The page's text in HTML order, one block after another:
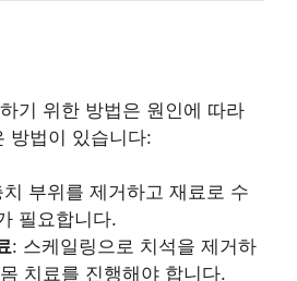
기 위한 방법은 원인에 따라
방법이 있습니다:
치 부위를 제거하고 재료로 수
필요합니다.
: 스케일링으로 치석을 제거하
치료를 진행해야 합니다.